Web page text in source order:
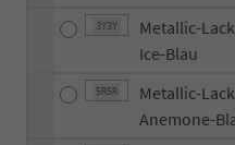
3Y3Y
Metallic-
Ice-Blau
5R5R
Metallic-
Anemone-